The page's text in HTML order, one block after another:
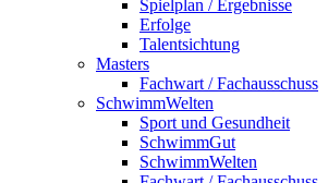
Spielplan / Ergebnisse
Erfolge
Talentsichtung
Masters
Fachwart / Fachausschuss
SchwimmWelten
Sport und Gesundheit
SchwimmGut
SchwimmWelten